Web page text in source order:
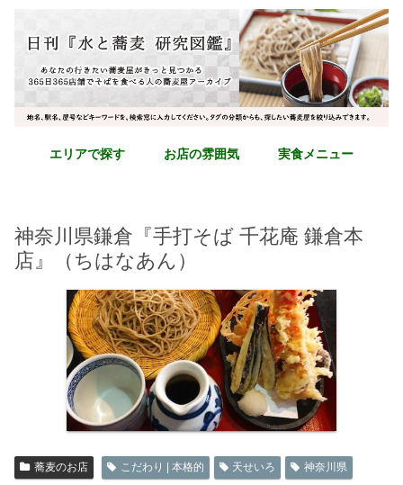
エリアで探す お店の雰囲気 実食メニュー
神奈川県鎌倉『手打そば 千花庵 鎌倉本
店』（ちはなあん）
蕎麦のお店 こだわり | 本格的 天せいろ 神奈川県